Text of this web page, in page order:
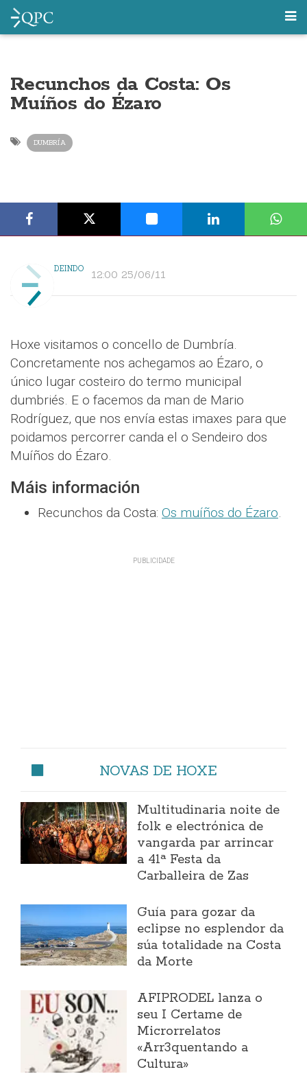
Recunchos da Costa: Os
Muíños do Ézaro
DUMBRÍA
DEINDO 12:00 25/06/11
Hoxe visitamos o concello de Dumbría.
Concretamente nos achegamos ao Ézaro, o
único lugar costeiro do termo municipal
dumbriés. E o facemos da man de Mario
Rodríguez, que nos envía estas imaxes para que
poidamos percorrer canda el o Sendeiro dos
Muíños do Ézaro.
Máis información
Recunchos da Costa: Os muíños do Ézaro.
NOVAS DE HOXE
Multitudinaria noite de
folk e electrónica de
vangarda par arrincar
a 41ª Festa da
Carballeira de Zas
Guía para gozar da
eclipse no esplendor da
súa totalidade na Costa
da Morte
AFIPRODEL lanza o
seu I Certame de
Microrrelatos
«Arr3quentando a
Cultura»